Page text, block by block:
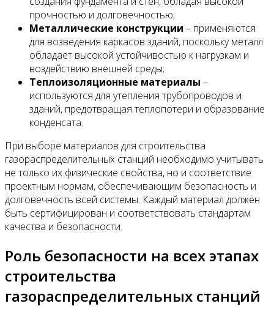
прочностью и долговечностью;
Металлические конструкции – применяются
для возведения каркасов зданий, поскольку металл
обладает высокой устойчивостью к нагрузкам и
воздействию внешней среды;
Теплоизоляционные материалы –
используются для утепления трубопроводов и
зданий, предотвращая теплопотери и образование
конденсата.
При выборе материалов для строительства
газораспределительных станций необходимо учитывать
не только их физические свойства, но и соответствие
проектным нормам, обеспечивающим безопасность и
долговечность всей системы. Каждый материал должен
быть сертифицирован и соответствовать стандартам
качества и безопасности.
Роль безопасности на всех этапах
строительства
газораспределительных станций